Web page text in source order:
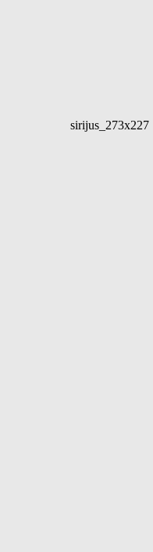
sirijus_273x227